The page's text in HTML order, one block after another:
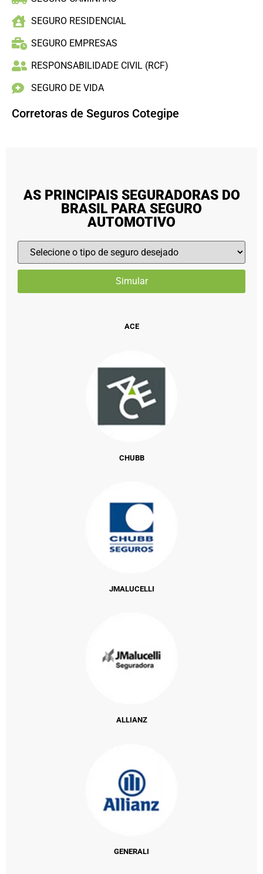
SEGURO RESIDENCIAL
SEGURO EMPRESAS
RESPONSABILIDADE CIVIL (RCF)
SEGURO DE VIDA
Corretoras de Seguros Cotegipe
AS PRINCIPAIS SEGURADORAS DO
BRASIL PARA SEGURO
AUTOMOTIVO
ACE
CHUBB
JMALUCELLI
ALLIANZ
GENERALI